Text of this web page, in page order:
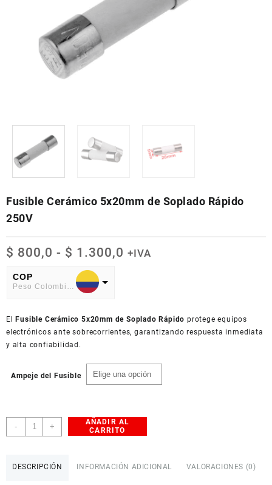
Fusible Cerámico 5x20mm de Soplado Rápido
250V
$ 800,0 - $ 1.300,0 Rango
hasta
$ 1.300,0
+IVA
COP
American Dollar
ElFusible Cerámico 5x20mm de Soplado Rápido protege equipos
electrónicos ante sobrecorrientes, garantizando respuesta inmediata
y alta confiabilidad.
Ampeje del Fusible
-
Fusible
Cerámico
+
AÑADIR AL
CARRITO
DESCRIPCIÓN INFORMACIÓN ADICIONAL VALORACIONES (0)